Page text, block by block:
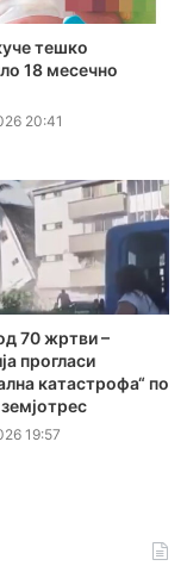
тешко
18 месечно
20:41
70 жртви –
прогласи
катастрофа“ по
19:57